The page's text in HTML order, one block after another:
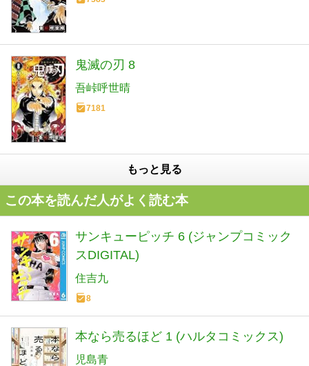
鬼滅の刃 8
吾峠呼世晴
7181
もっと見る
この本を読んだ人がよく読む本
サンキューピッチ 6 (ジャンプコミック
スDIGITAL)
住吉九
8
本なら売るほど 1 (ハルタコミックス)
児島青